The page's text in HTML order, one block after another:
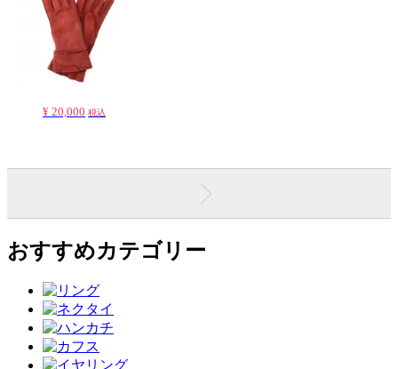
¥ 20,000 税込
おすすめカテゴリー